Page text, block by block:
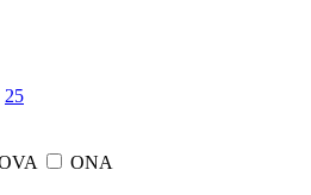
25
ONA